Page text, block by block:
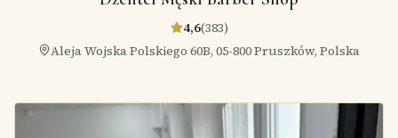
4,6(383)
Aleja Wojska Polskiego 60B, 05-800 Pruszków, Polska